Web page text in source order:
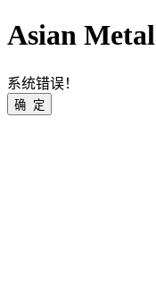
Asian Metal
系统错误！